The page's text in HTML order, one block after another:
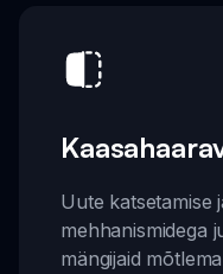
Uute katsetamise
mehhanismidega
mängijaid